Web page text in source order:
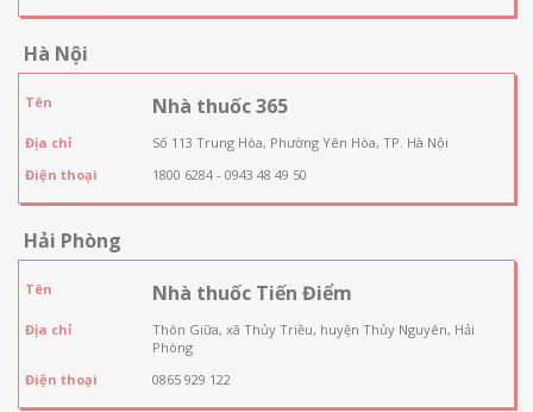
Hà Nội
Tên Nhà thuốc 365
Địa chỉ
Số 113 Trung Hòa, Phường Yên Hòa, TP. Hà Nội
Điện thoại
1800 6284 - 0943 48 49 50
Hải Phòng
Tên Nhà thuốc Tiến Điểm
Địa chỉ
Thôn Giữa, xã Thủy Triều, huyện Thủy Nguyên, Hải
Phòng
Điện thoại
0865 929 122